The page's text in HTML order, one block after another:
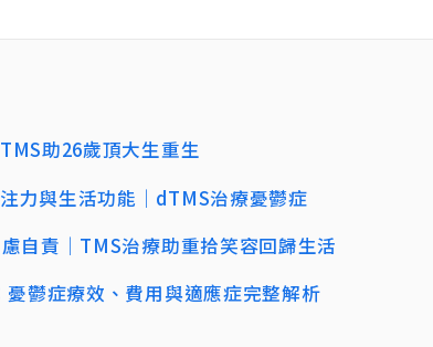
助26歲頂大生重生
力與生活功能｜dTMS治療憂鬱症
自責｜TMS治療助重拾笑容回歸生活
鬱症療效、費用與適應症完整解析